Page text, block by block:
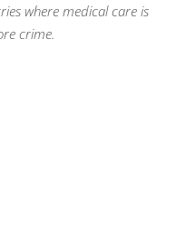
where medical care is
crime.